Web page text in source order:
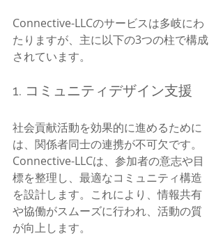
Connective-LLCのサービスは多岐にわ
たりますが、主に以下の3つの柱で構成
されています。
1. コミュニティデザイン支援
社会貢献活動を効果的に進めるために
は、関係者同士の連携が不可欠です。
Connective-LLCは、参加者の意志や目
標を整理し、最適なコミュニティ構造
を設計します。これにより、情報共有
や協働がスムーズに行われ、活動の質
が向上します。